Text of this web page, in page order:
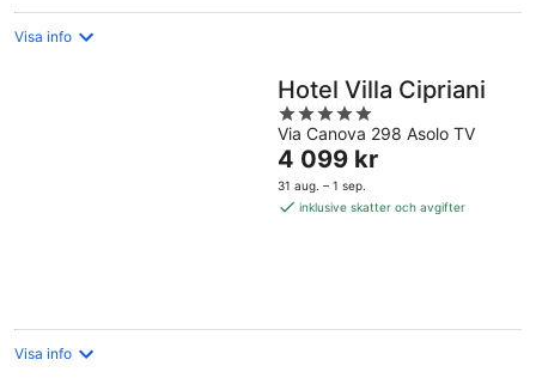
Visa info
Hotel Villa Cipriani
5
out
of
5
Via Canova 298 Asolo TV
Priset
är
4 099 kr
4 099 kr
31 aug. – 1 sep.
inklusive skatter och avgifter
Visa info